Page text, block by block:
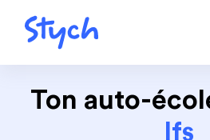
Ton auto-
Ifs